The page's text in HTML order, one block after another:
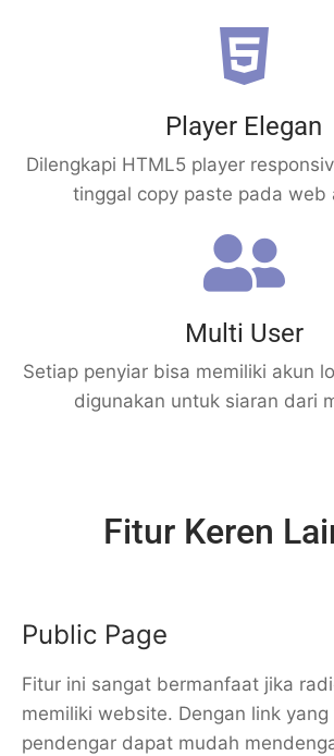
Player Elegan
Dilengkapi HTML5 player
tinggal copy paste pada web
Multi User
Setiap penyiar bisa memiliki akun
digunakan untuk siaran dari
Fitur Keren
Public Page
Fitur ini sangat bermanfaat jika
memiliki website. Dengan link
pendengar dapat mudah